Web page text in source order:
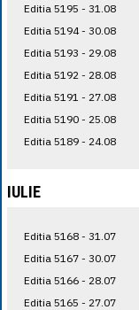
Editia 5195 - 31.08
Editia 5194 - 30.08
Editia 5193 - 29.08
Editia 5192 - 28.08
Editia 5191 - 27.08
Editia 5190 - 25.08
Editia 5189 - 24.08
IULIE
Editia 5168 - 31.07
Editia 5167 - 30.07
Editia 5166 - 28.07
Editia 5165 - 27.07